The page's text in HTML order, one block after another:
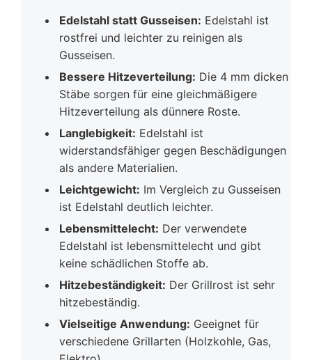
Edelstahl statt Gusseisen: Edelstahl ist
rostfrei und leichter zu reinigen als
Gusseisen.
Bessere Hitzeverteilung: Die 4 mm dicken
Stäbe sorgen für eine gleichmäßigere
Hitzeverteilung als dünnere Roste.
Langlebigkeit: Edelstahl ist
widerstandsfähiger gegen Beschädigungen
als andere Materialien.
Leichtgewicht: Im Vergleich zu Gusseisen
ist Edelstahl deutlich leichter.
Lebensmittelecht: Der verwendete
Edelstahl ist lebensmittelecht und gibt
keine schädlichen Stoffe ab.
Hitzebeständigkeit: Der Grillrost ist sehr
hitzebeständig.
Vielseitige Anwendung: Geeignet für
verschiedene Grillarten (Holzkohle, Gas,